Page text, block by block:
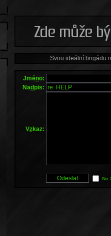
Svou ideální brigádu
Jméno:
Nadpis:
Vzkaz:
No